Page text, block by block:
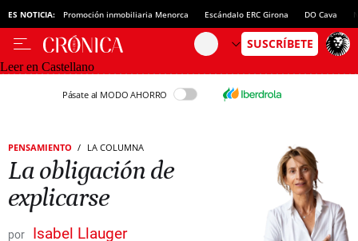
ES NOTICIA: Promoción inmobiliaria Menorca Escándalo ERC Girona DO Cava
Leer en Castellano
Pásate al MODO AHORRO
PENSAMIENTO LA COLUMNA
La obligación de
explicarse
Isabel Llauger